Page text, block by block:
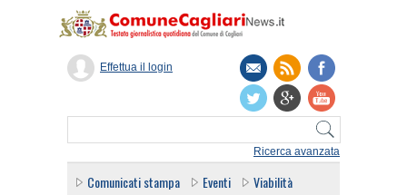
Ricerca avanzata
Effettua il login
Comunicati stampa Eventi Viabilità